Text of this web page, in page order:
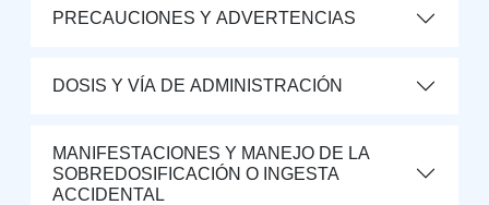
PRECAUCIONES Y ADVERTENCIAS
DOSIS Y VÍA DE ADMINISTRACIÓN
MANIFESTACIONES Y MANEJO DE LA
SOBREDOSIFICACIÓN O INGESTA
ACCIDENTAL